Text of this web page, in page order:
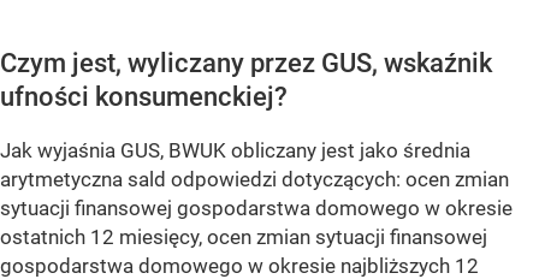
Czym jest, wyliczany przez GUS, wskaźnik
ufności konsumenckiej?
Jak wyjaśnia GUS, BWUK obliczany jest jako średnia
arytmetyczna sald odpowiedzi dotyczących: ocen zmian
sytuacji finansowej gospodarstwa domowego w okresie
ostatnich 12 miesięcy, ocen zmian sytuacji finansowej
gospodarstwa domowego w okresie najbliższych 12